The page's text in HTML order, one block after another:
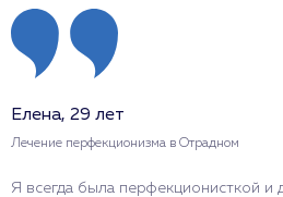
Елена, 29 лет
Лечение перфекционизма в Отрадном
Я всегда была перфекционисткой и